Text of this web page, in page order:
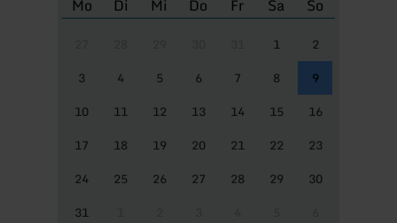
Mo Di Mi Do Fr Sa So
1
2
3
4 5 6 7 8
9
10
11 12 13 14 15
16
17
18 19 20 21 22
23
24
25 26 27 28 29
30
31